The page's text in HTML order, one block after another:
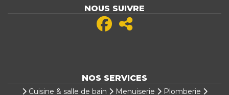
NOUS SUIVRE
NOS SERVICES
Cuisine & salle de bain Menuiserie Plomberie